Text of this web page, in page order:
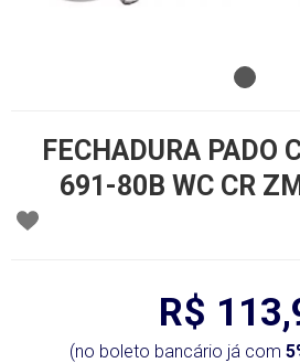
FECHADURA PADO
691-80B WC CR
R$
(no boleto bancário já com